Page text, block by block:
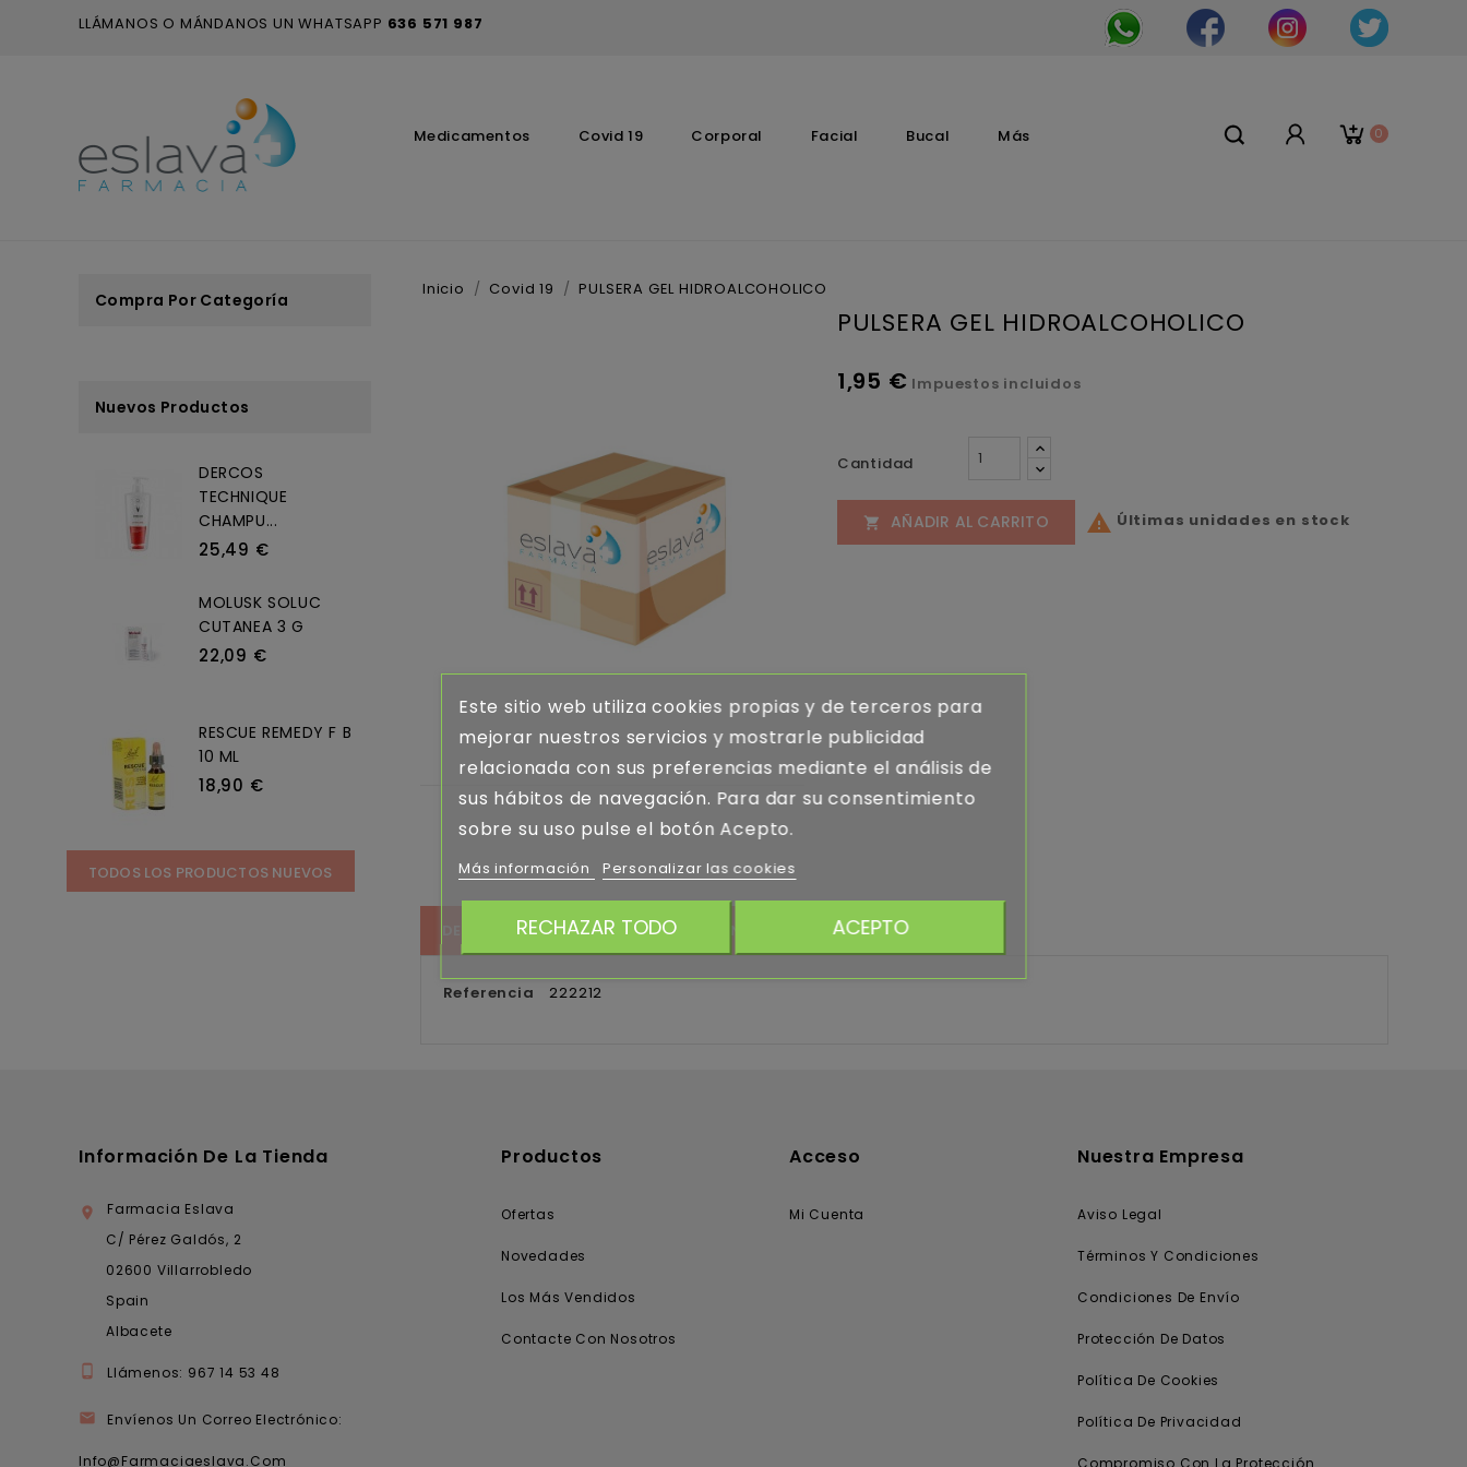
LLÁMANOS O MÁNDANOS UN WHATSAPP 636 571 987
0
Medicamentos Covid 19 Corporal Facial Bucal Más
Compra Por Categoría
Nuevos Productos
DERCOS
TECHNIQUE
CHAMPU...
25,49 €
MOLUSK SOLUC
CUTANEA 3 G
22,09 €
RESCUE REMEDY F B
10 ML
18,90 €
TODOS LOS PRODUCTOS NUEVOS
Inicio Covid 19 PULSERA GEL HIDROALCOHOLICO
PULSERA GEL HIDROALCOHOLICO
1,95 € Impuestos incluidos
Cantidad
 AÑADIR AL CARRITO  Últimas unidades en stock
DETALLES DEL PRODUCTO
Referencia 222212
Información De La Tienda

Farmacia Eslava
C/ Pérez Galdós, 2
02600 Villarrobledo
Spain
Albacete
 Llámenos: 967 14 53 48
 Envíenos Un Correo Electrónico:
Info@farmaciaeslava.com
Productos
Ofertas
Novedades
Los Más Vendidos
Contacte Con Nosotros
Acceso
Mi Cuenta
Nuestra Empresa
Aviso Legal
Términos Y Condiciones
Condiciones De Envío
Protección De Datos
Política De Cookies
Política De Privacidad
Compromiso Con La Protección
Este sitio web utiliza cookies propias y de terceros para
mejorar nuestros servicios y mostrarle publicidad
relacionada con sus preferencias mediante el análisis de
sus hábitos de navegación. Para dar su consentimiento
sobre su uso pulse el botón Acepto.
Más información Personalizar las cookies
RECHAZAR TODO ACEPTO